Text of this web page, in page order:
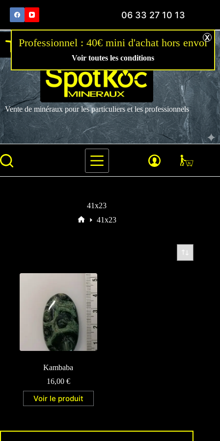
Ouvrir la barre d’outils
06 33 27 10 13
Vente de minéraux pour les particuliers et les professionnels
41x23
41x23
Kambaba
16,00 €
Voir le produit
Voir toutes les conditions